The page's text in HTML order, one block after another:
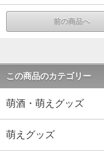
前の商品へ
この商品のカテゴリー
萌酒・萌えグッズ
萌えグッズ